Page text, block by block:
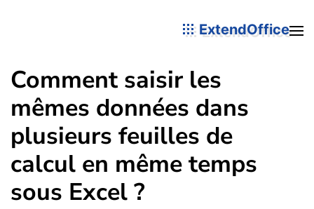
ExtendOffice
Comment saisir les
mêmes données dans
plusieurs feuilles de
calcul en même temps
sous Excel ?